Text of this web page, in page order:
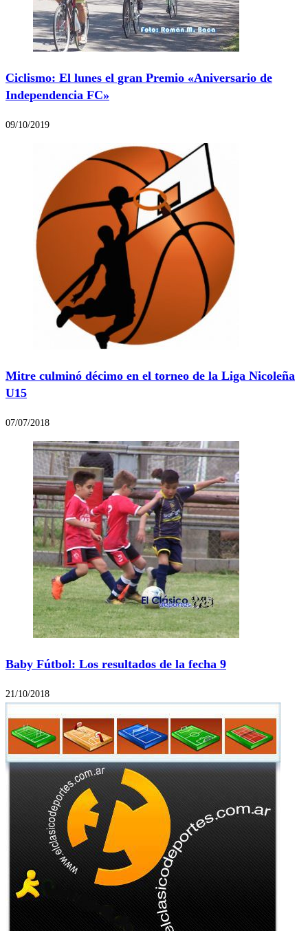
Ciclismo: El lunes el gran Premio «Aniversario de
Independencia FC»
09/10/2019
Mitre culminó décimo en el torneo de la Liga Nicoleña
U15
07/07/2018
Baby Fútbol: Los resultados de la fecha 9
21/10/2018